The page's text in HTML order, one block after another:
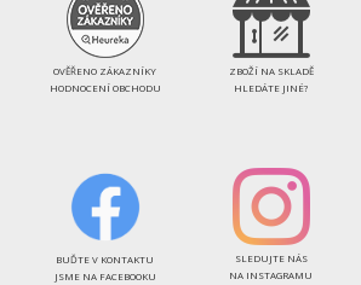
OVĚŘENO ZÁKAZNÍKY
HODNOCENÍ OBCHODU
ZBOŽÍ NA SKLADĚ
HLEDÁTE JINÉ?
BUĎTE V KONTAKTU
JSME NA FACEBOOKU
SLEDUJTE NÁS
NA INSTAGRAMU